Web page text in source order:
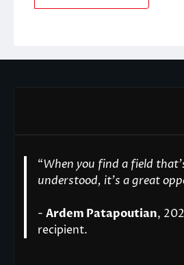
“When you find a field
understood, it’s a great
- Ardem Patapoutian,
recipient.